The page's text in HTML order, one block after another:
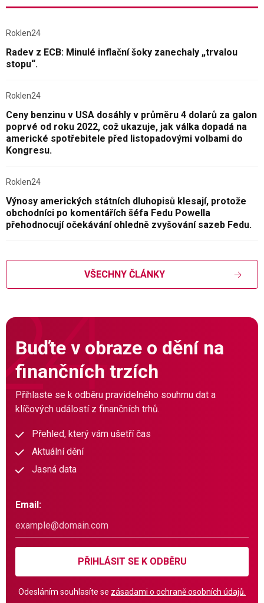
Roklen24
Radev z ECB: Minulé inflační šoky zanechaly „trvalou
stopu“.
Roklen24
Ceny benzinu v USA dosáhly v průměru 4 dolarů za galon
poprvé od roku 2022, což ukazuje, jak válka dopadá na
americké spotřebitele před listopadovými volbami do
Kongresu.
Roklen24
Výnosy amerických státních dluhopisů klesají, protože
obchodníci po komentářích šéfa Fedu Powella
přehodnocují očekávání ohledně zvyšování sazeb Fedu.
VŠECHNY ČLÁNKY
Buďte v obraze o dění na
finančních trzích
Přihlaste se k odběru pravidelného souhrnu dat a
klíčových událostí z finančních trhů.
Přehled, který vám ušetří čas
Aktuální dění
Jasná data
Email:
PŘIHLÁSIT SE K ODBĚRU
Odesláním souhlasíte se zásadami o ochraně osobních údajů.